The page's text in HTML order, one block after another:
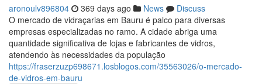
aronoulv896804 369 days ago News
Discuss
O mercado de vidraçarias em Bauru é palco para diversas
empresas especializadas no ramo. A cidade abriga uma
quantidade significativa de lojas e fabricantes de vidros,
atendendo às necessidades da população
https://fraserzuzp698671.losblogos.com/35563026/o-mercado-
de-vidros-em-bauru